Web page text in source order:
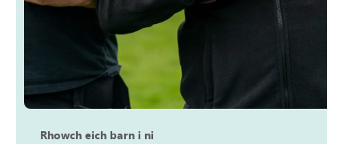
Rhowch eich barn i ni